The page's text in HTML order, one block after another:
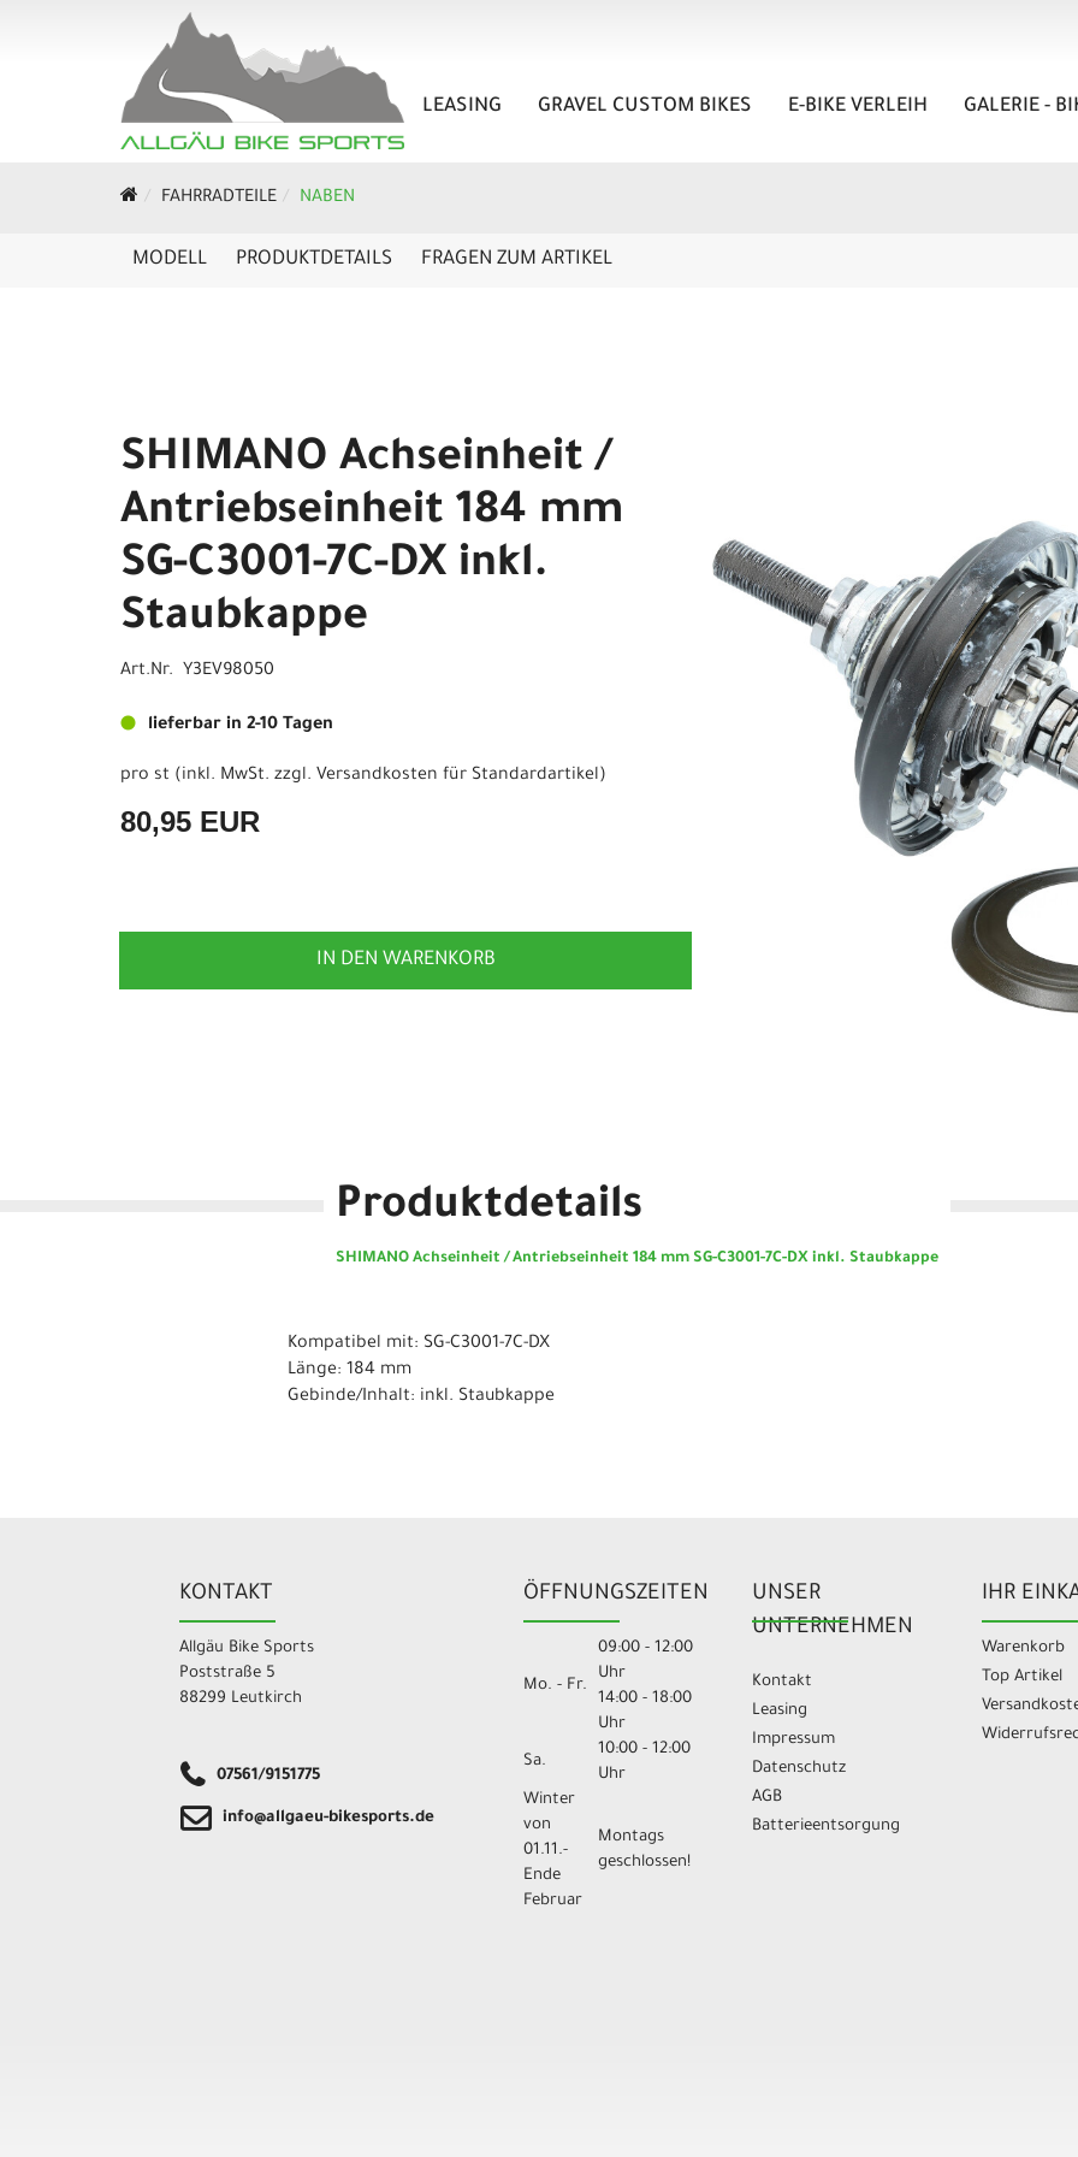
LEASING GRAVEL CUSTOM BIKES E-BIKE VERLEIH GALERIE -
FAHRRADTEILE NABEN
MODELL PRODUKTDETAILS FRAGEN ZUM ARTIKEL
SHIMANO Achseinheit /
Antriebseinheit 184 mm
SG-C3001-7C-DX inkl.
Staubkappe
Art.Nr. Y3EV98050
lieferbar in 2-10 Tagen
pro st (inkl. MwSt. zzgl. Versandkosten für Standardartikel)
80,95 EUR
IN DEN WARENKORB
Produktdetails
SHIMANO Achseinheit / Antriebseinheit 184 mm SG-C3001-7C-DX inkl. Staubkappe
Kompatibel mit: SG-C3001-7C-DX
Länge: 184 mm
Gebinde/Inhalt: inkl. Staubkappe
KONTAKT
Allgäu Bike Sports
Poststraße 5
88299 Leutkirch
07561/9151775
info@allgaeu-bikesports.de
ÖFFNUNGSZEITEN
Mo. - Fr.
09:00 - 12:00
Uhr
14:00 - 18:00
Uhr
Sa.
10:00 - 12:00
Uhr
Winter
von
01.11.-
Ende
Februar
Montags
geschlossen!
UNSER
UNTERNEHMEN
Kontakt
Leasing
Impressum
Datenschutz
AGB
Batterieentsorgung
IHR
Warenkorb
Top Artikel